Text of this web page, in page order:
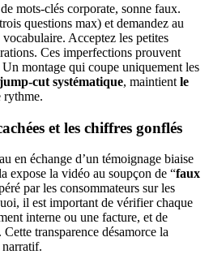
mots-clés corporate, sonne faux.
questions max) et demandez au
Acceptez les petites
Ces imperfections prouvent
montage qui coupe uniquement les
jump-cut systématique, maintient le
rythme.
et les chiffres gonflés
en échange d’un témoignage biaise
expose la vidéo au soupçon de “faux
par les consommateurs sur les
il est important de vérifier chaque
interne ou une facture, et de
. Cette transparence désamorce la